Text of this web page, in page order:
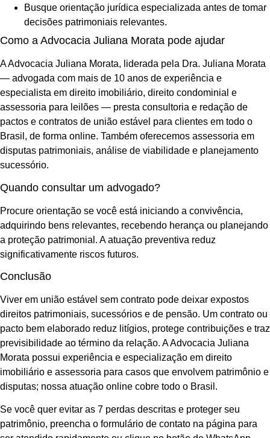
Busque orientação jurídica especializada antes de tomar
decisões patrimoniais relevantes.
Como a Advocacia Juliana Morata pode ajudar
A Advocacia Juliana Morata, liderada pela Dra. Juliana Morata
— advogada com mais de 10 anos de experiência e
especialista em direito imobiliário, direito condominial e
assessoria para leilões — presta consultoria e redação de
pactos e contratos de união estável para clientes em todo o
Brasil, de forma online. Também oferecemos assessoria em
disputas patrimoniais, análise de viabilidade e planejamento
sucessório.
Quando consultar um advogado?
Procure orientação se você está iniciando a convivência,
adquirindo bens relevantes, recebendo herança ou planejando
a proteção patrimonial. A atuação preventiva reduz
significativamente riscos futuros.
Conclusão
Viver em união estável sem contrato pode deixar expostos
direitos patrimoniais, sucessórios e de pensão. Um contrato ou
pacto bem elaborado reduz litígios, protege contribuições e traz
previsibilidade ao término da relação. A Advocacia Juliana
Morata possui experiência e especialização em direito
imobiliário e assessoria para casos que envolvem patrimônio e
disputas; nossa atuação online cobre todo o Brasil.
Se você quer evitar as 7 perdas descritas e proteger seu
patrimônio, preencha o formulário de contato na página para